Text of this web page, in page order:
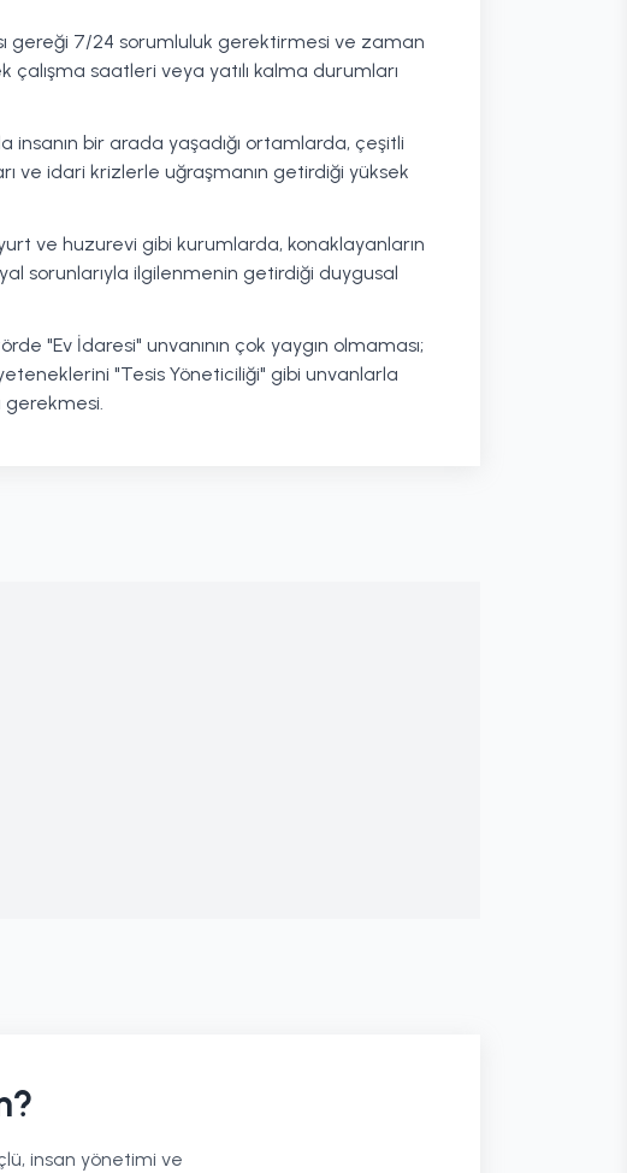
gereği 7/24 sorumluluk gerektirmesi ve zaman
çalışma saatleri veya yatılı kalma durumları
insanın bir arada yaşadığı ortamlarda, çeşitli
ve idari krizlerle uğraşmanın getirdiği yüksek
ve huzurevi gibi kurumlarda, konaklayanların
sorunlarıyla ilgilenmenin getirdiği duygusal
"Ev İdaresi" unvanının çok yaygın olmaması;
"Tesis Yöneticiliği" gibi unvanlarla
gerekmesi.
insan yönetimi ve